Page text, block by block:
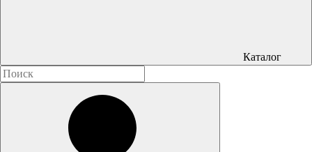
Каталог